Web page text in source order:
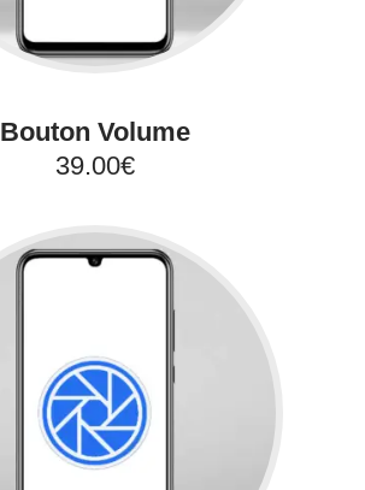
Bouton Volume
39.00€